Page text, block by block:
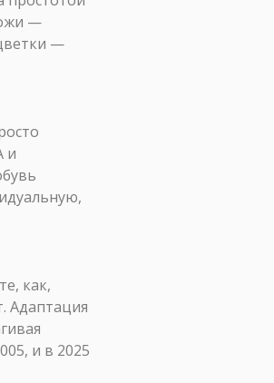
—
—
и
как,
Адаптация
и в 2025